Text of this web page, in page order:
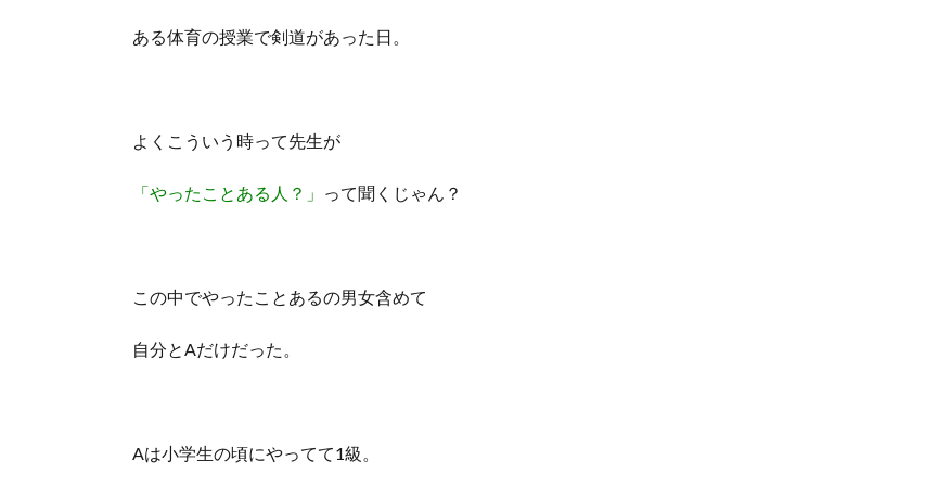
ある体育の授業で剣道があった日。
よくこういう時って先生が
「やったことある人？」 って聞くじゃん？
この中でやったことあるの男女含めて
自分とAだけだった。
Aは小学生の頃にやってて1級。